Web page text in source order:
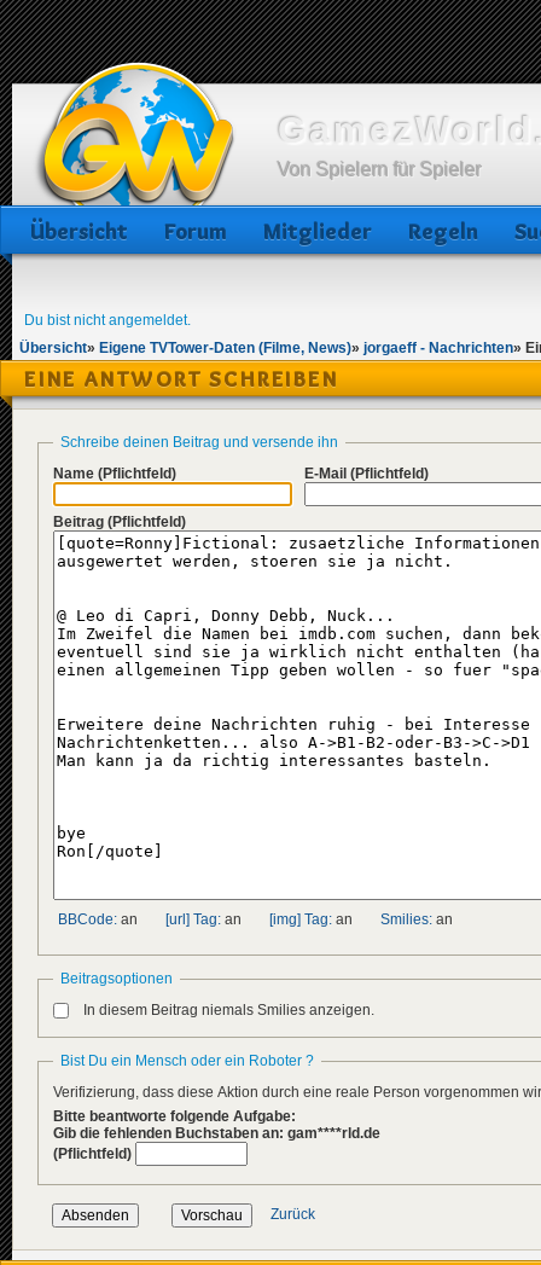
Von Spielern für Spieler
Übersicht Forum Mitglieder Regeln
Du bist nicht angemeldet.
Übersicht» Eigene TVTower-Daten (Filme, News)» jorgaeff - Nachrichten»
EINE ANTWORT SCHREIBEN
Schreibe deinen Beitrag und versende ihn
Name (Pflichtfeld) E-Mail (Pflichtfeld)
Beitrag (Pflichtfeld)
BBCode: an [url] Tag: an [img] Tag: an Smilies: an
Beitragsoptionen
In diesem Beitrag niemals Smilies anzeigen.
Bist Du ein Mensch oder ein Roboter ?
Verifizierung, dass diese Aktion durch eine reale Person vorgenommen
Bitte beantworte folgende Aufgabe:
Gib die fehlenden Buchstaben an: gam****rld.de
(Pflichtfeld)
Zurück